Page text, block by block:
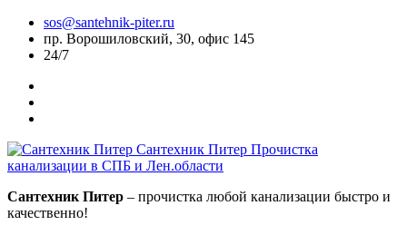
sos@santehnik-piter.ru
пр. Ворошиловский, 30, офис 145
24/7
Сантехник Питер Прочистка
канализации в СПБ и Лен.области
Сантехник Питер – прочистка любой канализации быстро и
качественно!